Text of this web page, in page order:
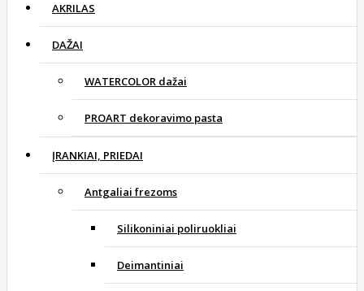
AKRILAS
DAŽAI
WATERCOLOR dažai
PROART dekoravimo pasta
ĮRANKIAI, PRIEDAI
Antgaliai frezoms
Silikoniniai poliruokliai
Deimantiniai